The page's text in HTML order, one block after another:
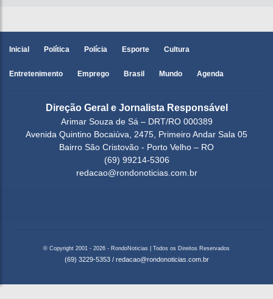
Inicial Política Polícia Esporte Cultura
Entretenimento Emprego Brasil Mundo Agenda
Direção Geral e Jornalista Responsável
Arimar Souza de Sá – DRT/RO 000389
Avenida Quintino Bocaiúva, 2475, Primeiro Andar Sala 05
Bairro São Cristovão - Porto Velho – RO
(69) 99214-5306
redacao@rondonoticias.com.br
© Copyright 2001 - 2026 - RondoNoticias | Todos os Direitos Reservados
(69) 3229-5353 / redacao@rondonoticias.com.br